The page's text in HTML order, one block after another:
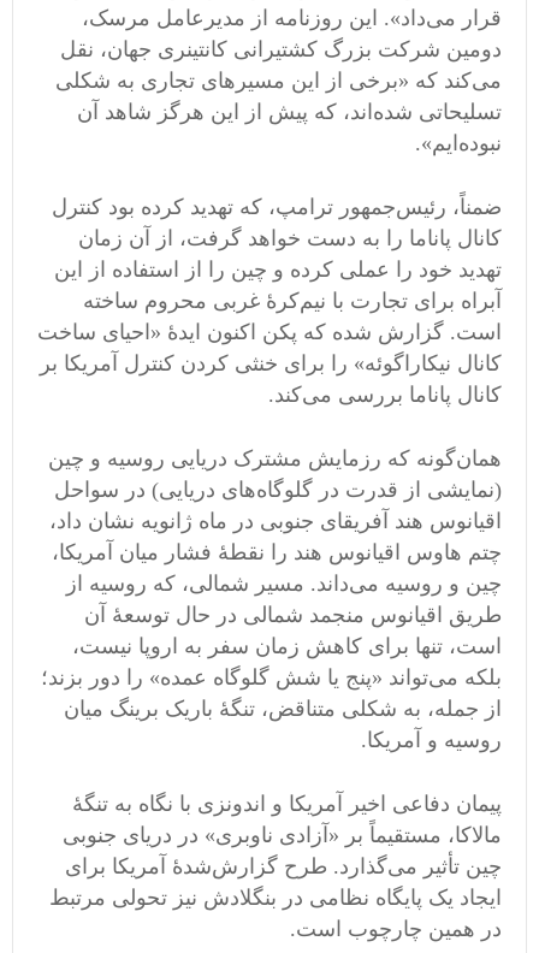
قرار می‌داد». این روزنامه از مدیرعامل مرسک،
دومین شرکت بزرگ کشتیرانی کانتینری جهان، نقل
می‌کند که «برخی از این مسیرهای تجاری به شکلی
تسلیحاتی شده‌اند، که پیش از این هرگز شاهد آن
نبوده‌ایم».
ضمناً، رئیس‌جمهور ترامپ، که تهدید کرده بود کنترل
کانال پاناما را به دست خواهد گرفت، از آن زمان
تهدید خود را عملی کرده و چین را از استفاده از این
آبراه برای تجارت با نیم‌کرهٔ غربی محروم ساخته
است. گزارش شده که پکن اکنون ایدهٔ «احیای ساخت
کانال نیکاراگوئه» را برای خنثی کردن کنترل آمریکا بر
کانال پاناما بررسی می‌کند.
همان‌گونه که رزمایش مشترک دریایی روسیه و چین
(نمایشی از قدرت در گلوگاه‌های دریایی) در سواحل
اقیانوس هند آفریقای جنوبی در ماه ژانویه نشان داد،
چتم هاوس اقیانوس هند را نقطهٔ فشار میان آمریکا،
چین و روسیه می‌داند. مسیر شمالی، که روسیه از
طریق اقیانوس منجمد شمالی در حال توسعهٔ آن
است، تنها برای کاهش زمان سفر به اروپا نیست،
بلکه می‌تواند «پنج یا شش گلوگاه عمده» را دور بزند؛
از جمله، به شکلی متناقض، تنگهٔ باریک برینگ میان
روسیه و آمریکا.
پیمان دفاعی اخیر آمریکا و اندونزی با نگاه به تنگهٔ
مالاکا، مستقیماً بر «آزادی ناوبری» در دریای جنوبی
چین تأثیر می‌گذارد. طرح گزارش‌شدهٔ آمریکا برای
ایجاد یک پایگاه نظامی در بنگلادش نیز تحولی مرتبط
در همین چارچوب است.